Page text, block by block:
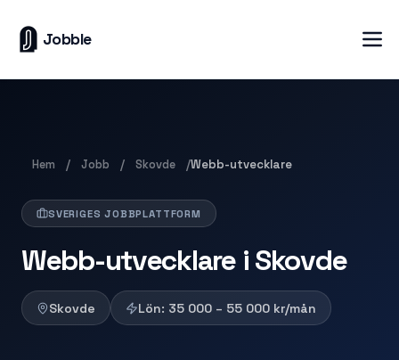
Jobble
Hem / Jobb / Skovde /Webb-utvecklare
SVERIGES JOBBPLATTFORM
Webb-utvecklare i Skovde
Skovde Lön: 35 000 – 55 000 kr/mån